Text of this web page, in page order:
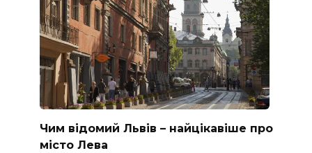
Чим відомий Львів – найцікавіше про
місто Лева